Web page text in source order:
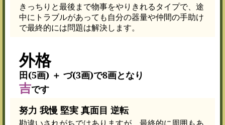
きっちりと最後まで物事をやりきれるタイプで、途
中にトラブルがあっても自分の器量や仲間の手助け
で最終的には問題は解決します。
外格
田(5画) ＋ づ(3画)で8画となり
吉です
努力 我慢 堅実 真面目 逆転